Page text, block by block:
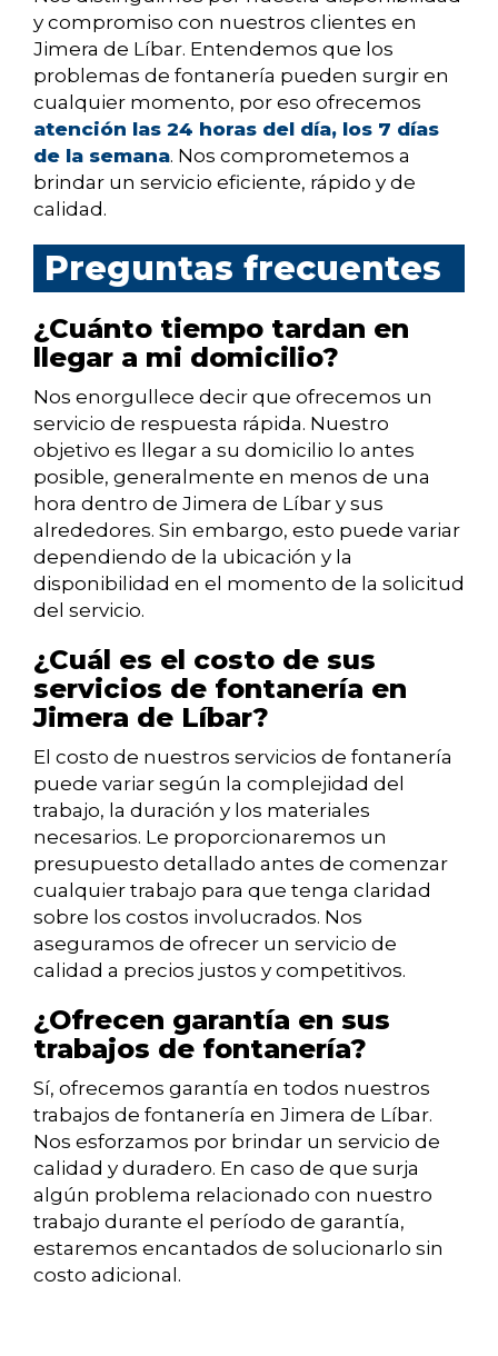
y compromiso con nuestros clientes en
Jimera de Líbar. Entendemos que los
problemas de fontanería pueden surgir en
cualquier momento, por eso ofrecemos
atención las 24 horas del día, los 7 días
de la semana. Nos comprometemos a
brindar un servicio eficiente, rápido y de
calidad.
Preguntas frecuentes
¿Cuánto tiempo tardan en
llegar a mi domicilio?
Nos enorgullece decir que ofrecemos un
servicio de respuesta rápida. Nuestro
objetivo es llegar a su domicilio lo antes
posible, generalmente en menos de una
hora dentro de Jimera de Líbar y sus
alrededores. Sin embargo, esto puede variar
dependiendo de la ubicación y la
disponibilidad en el momento de la solicitud
del servicio.
¿Cuál es el costo de sus
servicios de fontanería en
Jimera de Líbar?
El costo de nuestros servicios de fontanería
puede variar según la complejidad del
trabajo, la duración y los materiales
necesarios. Le proporcionaremos un
presupuesto detallado antes de comenzar
cualquier trabajo para que tenga claridad
sobre los costos involucrados. Nos
aseguramos de ofrecer un servicio de
calidad a precios justos y competitivos.
¿Ofrecen garantía en sus
trabajos de fontanería?
Sí, ofrecemos garantía en todos nuestros
trabajos de fontanería en Jimera de Líbar.
Nos esforzamos por brindar un servicio de
calidad y duradero. En caso de que surja
algún problema relacionado con nuestro
trabajo durante el período de garantía,
estaremos encantados de solucionarlo sin
costo adicional.